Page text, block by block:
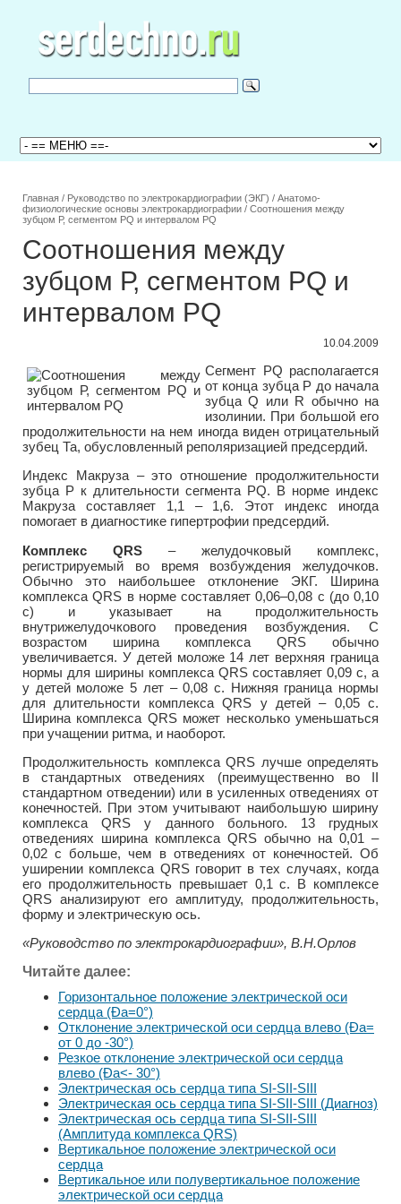
Главная / Руководство по электрокардиографии (ЭКГ) / Анатомо-
физиологические основы электрокардиографии / Соотношения между
зубцом Р, сегментом PQ и интервалом PQ
Соотношения между
зубцом Р, сегментом PQ и
интервалом PQ
10.04.2009
Сегмент PQ располагается
от конца зубца Р до начала
зубца Q или R обычно на
изолинии. При большой его
продолжительности на нем иногда виден отрицательный
зубец Та, обусловленный реполяризацией предсердий.
Индекс Макруза – это отношение продолжительности
зубца Р к длительности сегмента PQ. В норме индекс
Макруза составляет 1,1 – 1,6. Этот индекс иногда
помогает в диагностике гипертрофии предсердий.
Комплекс QRS – желудочковый комплекс,
регистрируемый во время возбуждения желудочков.
Обычно это наибольшее отклонение ЭКГ. Ширина
комплекса QRS в норме составляет 0,06–0,08 с (до 0,10
с) и указывает на продолжительность
внутрижелудочкового проведения возбуждения. С
возрастом ширина комплекса QRS обычно
увеличивается. У детей моложе 14 лет верхняя граница
нормы для ширины комплекса QRS составляет 0,09 с, а
у детей моложе 5 лет – 0,08 с. Нижняя граница нормы
для длительности комплекса QRS у детей – 0,05 с.
Ширина комплекса QRS может несколько уменьшаться
при учащении ритма, и наоборот.
Продолжительность комплекса QRS лучше определять
в стандартных отведениях (преимущественно во II
стандартном отведении) или в усиленных отведениях от
конечностей. При этом учитывают наибольшую ширину
комплекса QRS у данного больного. 13 грудных
отведениях ширина комплекса QRS обычно на 0,01 –
0,02 с больше, чем в отведениях от конечностей. Об
уширении комплекса QRS говорит в тех случаях, когда
его продолжительность превышает 0,1 с. В комплексе
QRS анализируют его амплитуду, продолжительность,
форму и электрическую ось.
«Руководство по электрокардиографии», В.Н.Орлов
Читайте далее:
Горизонтальное положение электрической оси
сердца (Ða=0°)
Отклонение электрической оси сердца влево (Ða=
от 0 до -30°)
Резкое отклонение электрической оси сердца
влево (Ða<- 30°)
Электрическая ось сердца типа SI-SII-SIII
Электрическая ось сердца типа SI-SII-SIII (Диагноз)
Электрическая ось сердца типа SI-SII-SIII
(Амплитуда комплекса QRS)
Вертикальное положение электрической оси
сердца
Вертикальное или полувертикальное положение
электрической оси сердца